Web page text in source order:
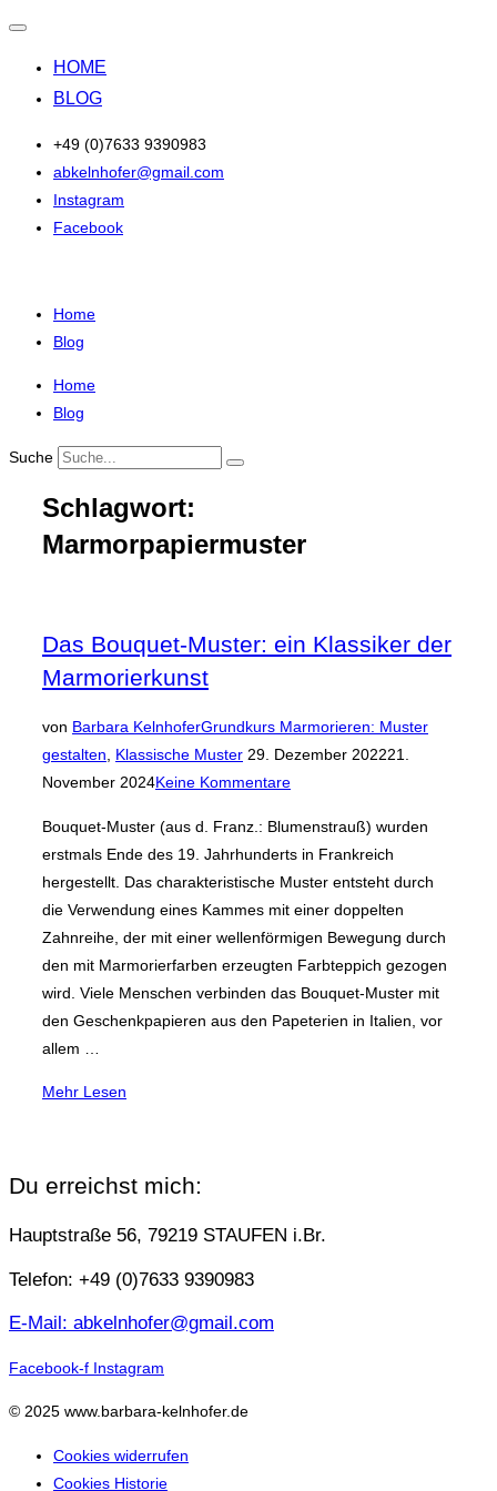
Navigation
HOME
BLOG
Zum
Inhalt
springen
+49 (0)7633 9390983
abkelnhofer@gmail.com
Instagram
Facebook
Home
Blog
Home
Blog
Suche
Schlagwort:
Marmorpapiermuster
Das Bouquet-Muster: ein Klassiker der
Marmorierkunst
von Barbara KelnhoferGrundkurs Marmorieren: Muster
gestalten, Klassische MusterVeröffentlicht
am
29. Dezember 202221.
November 2024Keine Kommentare
Bouquet-Muster (aus d. Franz.: Blumenstrauß) wurden
erstmals Ende des 19. Jahrhunderts in Frankreich
hergestellt. Das charakteristische Muster entsteht durch
die Verwendung eines Kammes mit einer doppelten
Zahnreihe, der mit einer wellenförmigen Bewegung durch
den mit Marmorierfarben erzeugten Farbteppich gezogen
wird. Viele Menschen verbinden das Bouquet-Muster mit
den Geschenkpapieren aus den Papeterien in Italien, vor
allem …
Mehr über
Muster:
Klassiker
Marmorierkunst“
Lesen
Du erreichst mich:
Hauptstraße 56, 79219 STAUFEN i.Br.
Telefon: +49 (0)7633 9390983
E-Mail: abkelnhofer@gmail.com
Facebook-f Instagram
© 2025 www.barbara-kelnhofer.de
Cookies widerrufen
Cookies Historie